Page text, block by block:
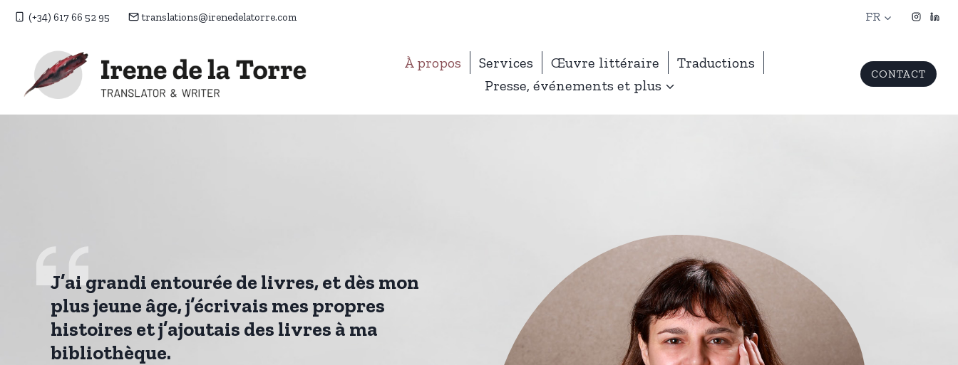
Aller
(+34) 617 66 52 95 translations@irenedelatorre.com FR
À propos Services Œuvre littéraire
Traductions
Presse, événements et plus
CONTACT
J’ai grandi entourée de livres, et dès mon
plus jeune âge, j’écrivais mes propres
histoires et j’ajoutais des livres à ma
bibliothèque.